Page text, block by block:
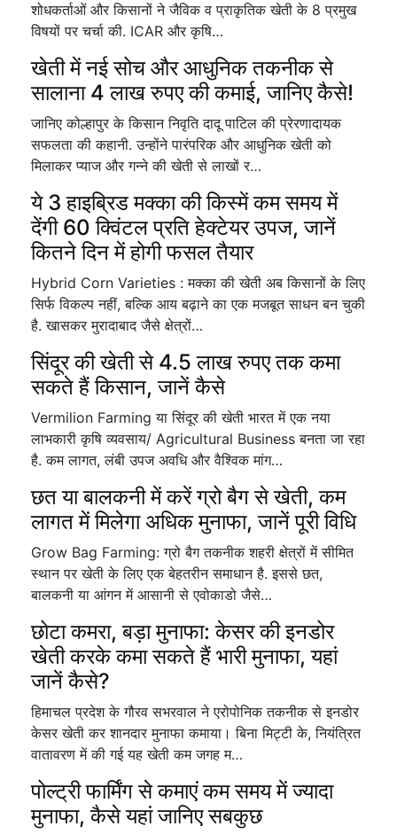
शोधकर्ताओं और किसानों ने जैविक व प्राकृतिक खेती के 8 प्रमुख
विषयों पर चर्चा की. ICAR और कृषि…
खेती में नई सोच और आधुनिक तकनीक से
सालाना 4 लाख रुपए की कमाई, जानिए कैसे!
जानिए कोल्हापुर के किसान निवृति दादू पाटिल की प्रेरणादायक
सफलता की कहानी. उन्होंने पारंपरिक और आधुनिक खेती को
मिलाकर प्याज और गन्ने की खेती से लाखों र…
ये 3 हाइब्रिड मक्का की किस्में कम समय में
देंगी 60 क्विंटल प्रति हेक्टेयर उपज, जानें
कितने दिन में होगी फसल तैयार
Hybrid Corn Varieties : मक्का की खेती अब किसानों के लिए
सिर्फ विकल्प नहीं, बल्कि आय बढ़ाने का एक मजबूत साधन बन चुकी
है. खासकर मुरादाबाद जैसे क्षेत्रों…
सिंदूर की खेती से 4.5 लाख रुपए तक कमा
सकते हैं किसान, जानें कैसे
Vermilion Farming या सिंदूर की खेती भारत में एक नया
लाभकारी कृषि व्यवसाय/ Agricultural Business बनता जा रहा
है. कम लागत, लंबी उपज अवधि और वैश्विक मांग…
छत या बालकनी में करें ग्रो बैग से खेती, कम
लागत में मिलेगा अधिक मुनाफा, जानें पूरी विधि
Grow Bag Farming: ग्रो बैग तकनीक शहरी क्षेत्रों में सीमित
स्थान पर खेती के लिए एक बेहतरीन समाधान है. इससे छत,
बालकनी या आंगन में आसानी से एवोकाडो जैसे…
छोटा कमरा, बड़ा मुनाफा: केसर की इनडोर
खेती करके कमा सकते हैं भारी मुनाफा, यहां
जानें कैसे?
हिमाचल प्रदेश के गौरव सभरवाल ने एरोपोनिक तकनीक से इनडोर
केसर खेती कर शानदार मुनाफा कमाया। बिना मिट्टी के, नियंत्रित
वातावरण में की गई यह खेती कम जगह म…
पोल्ट्री फार्मिंग से कमाएं कम समय में ज्यादा
मुनाफा, कैसे यहां जानिए सबकुछ